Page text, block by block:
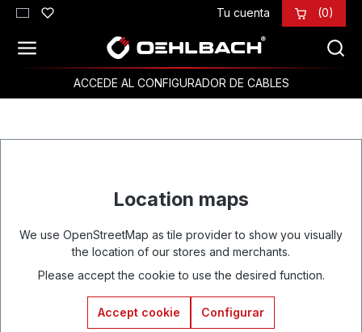
Saltar al contenido principal Tu cuenta (0)
ACCEDE AL CONFIGURADOR DE CABLES
Location maps
We use OpenStreetMap as tile provider to show you visually
the location of our stores and merchants.
Please accept the cookie to use the desired function.
Accept cookie Configurar